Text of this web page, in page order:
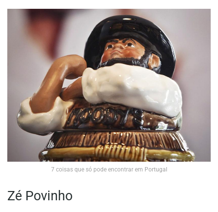
7 coisas que só pode encontrar em Portugal
Zé Povinho